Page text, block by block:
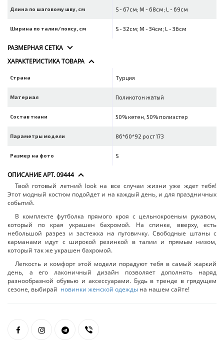
Длина по шаговому шву, см S - 67см; M - 68см; L - 69см
Ширина по талии/поясу, см S - 32см; M - 34см; L - 36см
РАЗМЕРНАЯ СЕТКА
ХАРАКТЕРИСТИКА ТОВАРА
Страна Турция
Материал Поликотон жатый
Состав ткани 50% кетен, 50% полиэстер
Параметры модели 86*60*92 рост 173
Размер на фото S
ОПИСАНИЕ АРТ. 09444
Твой готовый летний look на все случаи жизни уже ждет тебя!
Этот модный костюм подойдет и на каждый день, и для праздничных
событий.
В комплекте футболка прямого кроя с цельнокроеным рукавом,
который по края украшен бахромой. На спинке, вверху, есть
небольшой разрез и застежка на пуговичку. Свободные штаны с
карманами идут с широкой резинкой в талии и прямым низом,
который так же украшен бахромой.
Легкость и комфорт этой модели порадуют тебя в самый жаркий
день, а его лаконичный дизайн позволяет дополнять наряд
разнообразной обувью и аксессуарами. Будь в тренде в грядущем
сезоне, выбирай новинки женской одежды на нашем сайте!